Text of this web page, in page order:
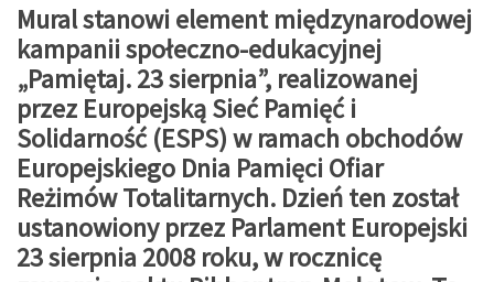
Mural stanowi element międzynarodowej
kampanii społeczno-edukacyjnej
„Pamiętaj. 23 sierpnia”, realizowanej
przez Europejską Sieć Pamięć i
Solidarność (ESPS) w ramach obchodów
Europejskiego Dnia Pamięci Ofiar
Reżimów Totalitarnych. Dzień ten został
ustanowiony przez Parlament Europejski
23 sierpnia 2008 roku, w rocznicę